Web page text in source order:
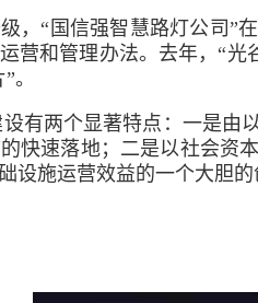
，“国信强智慧路灯公司”
营和管理办法。去年，“
。
有两个显著特点：一是由
快速落地；二是以社会资
设施运营效益的一个大胆的